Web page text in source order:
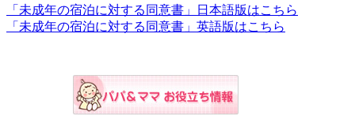
「未成年の宿泊に対する同意書」日本語版はこちら
「未成年の宿泊に対する同意書」英語版はこちら